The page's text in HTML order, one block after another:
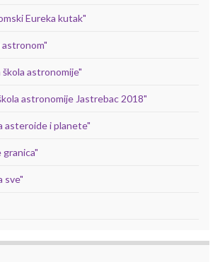
Eureka kutak"
astronomije"
astronomije Jastrebac 2018"
asteroide i planete"
sve"